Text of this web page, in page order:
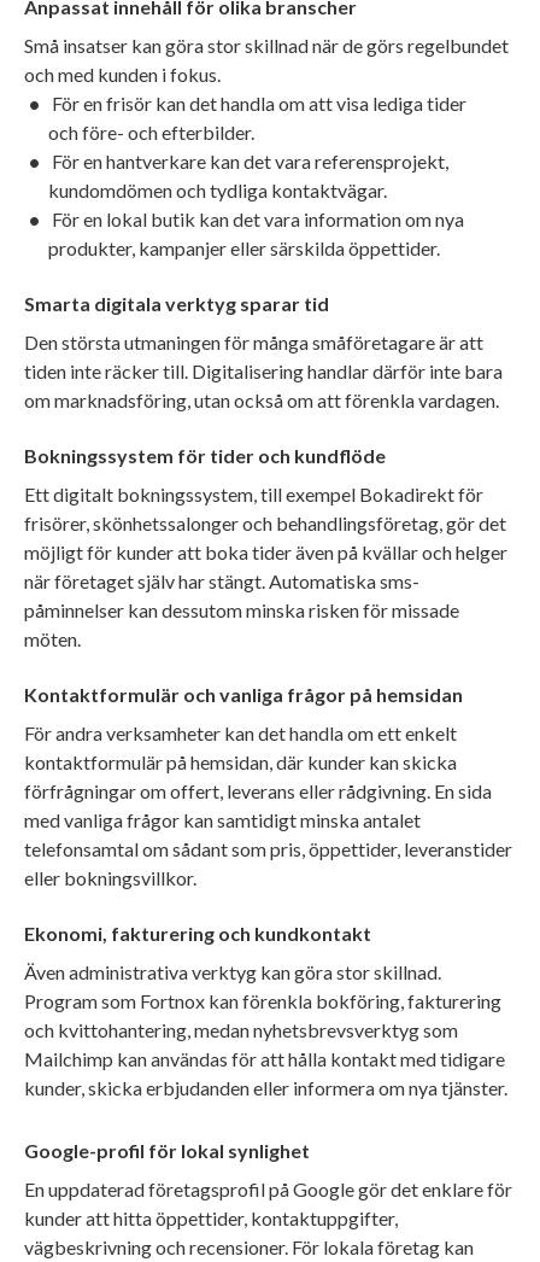
Anpassat innehåll för olika branscher
Små insatser kan göra stor skillnad när de görs regelbundet
och med kunden i fokus.
För en frisör kan det handla om att visa lediga tider
och före- och efterbilder.
För en hantverkare kan det vara referensprojekt,
kundomdömen och tydliga kontaktvägar.
För en lokal butik kan det vara information om nya
produkter, kampanjer eller särskilda öppettider.
Smarta digitala verktyg sparar tid
Den största utmaningen för många småföretagare är att
tiden inte räcker till. Digitalisering handlar därför inte bara
om marknadsföring, utan också om att förenkla vardagen.
Bokningssystem för tider och kundflöde
Ett digitalt bokningssystem, till exempel Bokadirekt för
frisörer, skönhetssalonger och behandlingsföretag, gör det
möjligt för kunder att boka tider även på kvällar och helger
när företaget själv har stängt. Automatiska sms-
påminnelser kan dessutom minska risken för missade
möten.
Kontaktformulär och vanliga frågor på hemsidan
För andra verksamheter kan det handla om ett enkelt
kontaktformulär på hemsidan, där kunder kan skicka
förfrågningar om offert, leverans eller rådgivning. En sida
med vanliga frågor kan samtidigt minska antalet
telefonsamtal om sådant som pris, öppettider, leveranstider
eller bokningsvillkor.
Ekonomi, fakturering och kundkontakt
Även administrativa verktyg kan göra stor skillnad.
Program som Fortnox kan förenkla bokföring, fakturering
och kvittohantering, medan nyhetsbrevsverktyg som
Mailchimp kan användas för att hålla kontakt med tidigare
kunder, skicka erbjudanden eller informera om nya tjänster.
Google-profil för lokal synlighet
En uppdaterad företagsprofil på Google gör det enklare för
kunder att hitta öppettider, kontaktuppgifter,
vägbeskrivning och recensioner. För lokala företag kan